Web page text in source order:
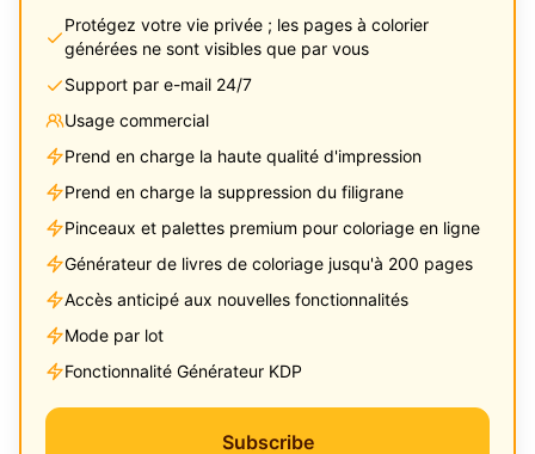
Protégez votre vie privée ; les pages à colorier
générées ne sont visibles que par vous
Support par e-mail 24/7
Usage commercial
Prend en charge la haute qualité d'impression
Prend en charge la suppression du filigrane
Pinceaux et palettes premium pour coloriage en ligne
Générateur de livres de coloriage jusqu'à 200 pages
Accès anticipé aux nouvelles fonctionnalités
Mode par lot
Fonctionnalité Générateur KDP
Subscribe